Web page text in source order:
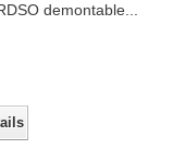
demontable...